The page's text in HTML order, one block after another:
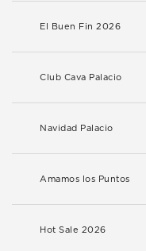
El Buen Fin 2026
Club Cava Palacio
Navidad Palacio
Amamos los Puntos
Hot Sale 2026